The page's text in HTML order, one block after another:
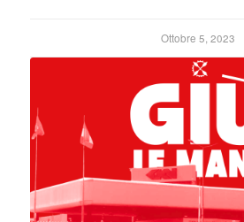
Ottobre 5, 2023